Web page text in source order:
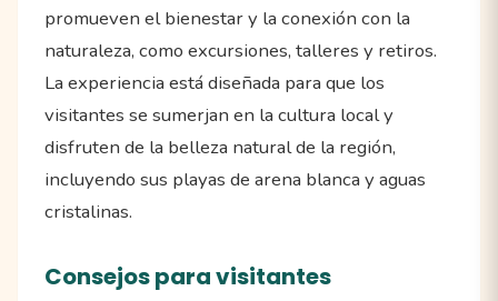
promueven el bienestar y la conexión con la
naturaleza, como excursiones, talleres y retiros.
La experiencia está diseñada para que los
visitantes se sumerjan en la cultura local y
disfruten de la belleza natural de la región,
incluyendo sus playas de arena blanca y aguas
cristalinas.
Consejos para visitantes